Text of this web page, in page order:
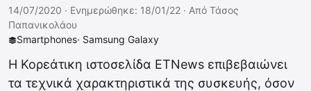
Smartphones· Samsung Galaxy
14/07/2020 · Ενημερώθηκε: 18/01/22 · Από Τάσος
Παπανικολάου
Η Κορεάτικη ιστοσελίδα ETNews επιβεβαιώνει
τα τεχνικά χαρακτηριστικά της συσκευής, όσον